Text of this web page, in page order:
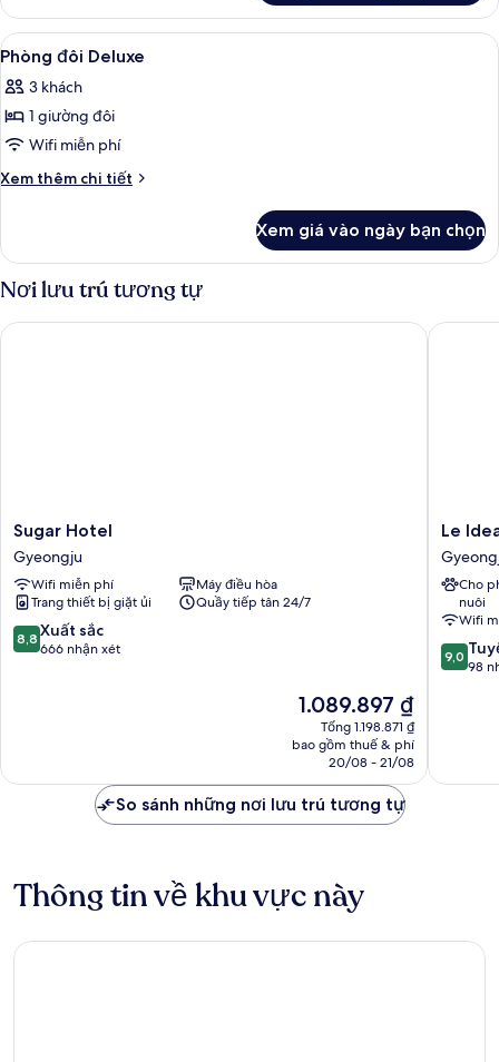
Phòng
truyền
thống
(Ondol)
Xem
tất
cả
ảnh
Phòng
đôi
Phòng đôi Deluxe | Bộ đồ giường
7
Phòng đôi Deluxe
3 khách
1 giường đôi
Wifi miễn phí
Xem thêm chi tiết
Chi
Phòng
đôi
Deluxe
Xem giá vào ngày bạn chọn
Nơi lưu trú tương tự
Sugar
Hotel
Gyeongju
Sugar Hotel
Gyeongju
Wifi miễn phí
Máy điều hòa
Trang thiết bị giặt ủi
Quầy tiếp tân 24/7
8.8
trên
8,8 Xuất sắc
666 nhận xét
Giá
hiện
tại
1.089.897 ₫
1.089.897 ₫
Tổng 1.198.871 ₫
bao gồm thuế & phí
20/08 - 21/08
Sugar Hotel
Le
Idea
Hotel
Le
Cho
nuôi
Wifi
9.0
trên
xét
9,0
98
Le Idea
So sánh những nơi lưu trú tương tự
Thông tin về khu vực này